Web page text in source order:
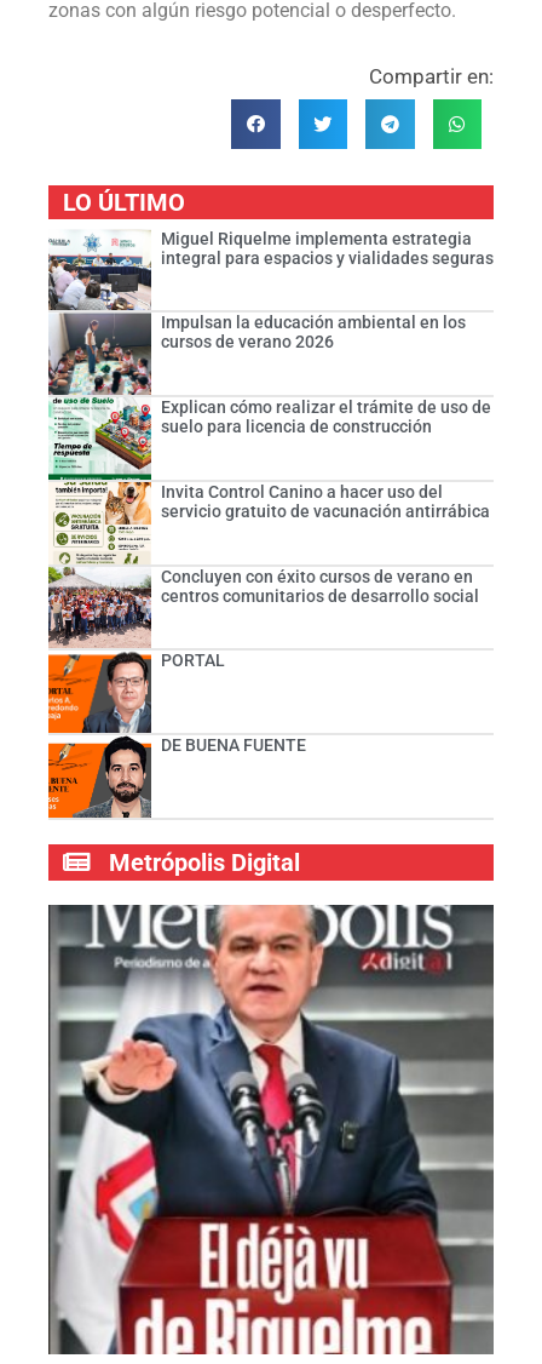
zonas con algún riesgo potencial o desperfecto.
Compartir en:
LO ÚLTIMO
Miguel Riquelme implementa estrategia
integral para espacios y vialidades seguras
Impulsan la educación ambiental en los
cursos de verano 2026
Explican cómo realizar el trámite de uso de
suelo para licencia de construcción
Invita Control Canino a hacer uso del
servicio gratuito de vacunación antirrábica
Concluyen con éxito cursos de verano en
centros comunitarios de desarrollo social
PORTAL
DE BUENA FUENTE
Metrópolis Digital